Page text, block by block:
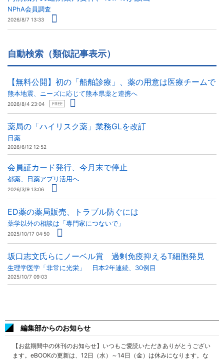
NPhA会員調査
2026/8/7 13:33
自動検索（類似記事表示）
【無料公開】初の「船舶診療」、薬の用意は医療チームで
熊本地震、ニーズに応じて熊本県薬と連携へ
2026/8/4 23:04 FREE
薬局の「ハイリスク薬」業務GLを改訂
日薬
2026/6/12 12:52
会員証カード発行、今月末で停止
都薬、日薬アプリ活用へ
2026/3/9 13:06
ED薬の薬局販売、トラブル防ぐには
薬学以外の相談は「専門家につないで」
2025/10/17 04:50
坂口志文氏らにノーベル賞 過剰免疫抑えるT細胞発見
生理学医学「非常に光栄」 日本2年連続、30例目
2025/10/7 09:03
編集部からのお知らせ
【お盆期間中の休刊のお知らせ】いつもご愛読いただきありがとうござい
ます。eBOOKの更新は、12日（水）～14日（金）は休みになります。な